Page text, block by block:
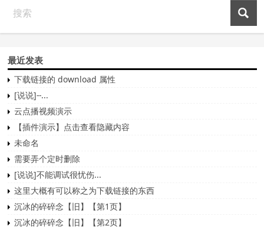
最近发表
下载链接的 download 属性
[说说]--...
云点播视频演示
【插件演示】点击查看隐藏内容
未命名
需要弄个定时删除
[说说]不能调试很忧伤...
这里大概有可以称之为下载链接的东西
沉冰的碎碎念【旧】【第1页】
沉冰的碎碎念【旧】【第2页】